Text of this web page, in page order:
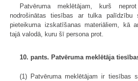
Patvēruma meklētājam, kurš
nodrošinātas tiesības ar tulka palīdzību
pieteikuma izskatīšanas materiāliem, kā
tajā valodā, kuru šī persona prot.
10. pants. Patvēruma meklētāja
(1) Patvēruma meklētājam ir tiesības